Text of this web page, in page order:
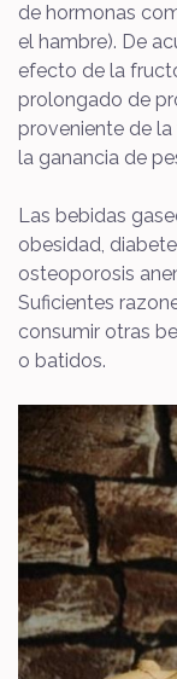
de hormonas
el hambre). De
efecto de la
prolongado de
proveniente de
la ganancia de
Las bebidas
obesidad,
osteoporosis
Suficientes
consumir otras
o batidos.